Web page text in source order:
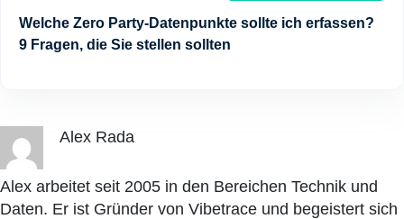
Welche Zero Party-Datenpunkte sollte ich erfassen?
9 Fragen, die Sie stellen sollten
Alex Rada
Alex arbeitet seit 2005 in den Bereichen Technik und
Daten. Er ist Gründer von Vibetrace und begeistert sich